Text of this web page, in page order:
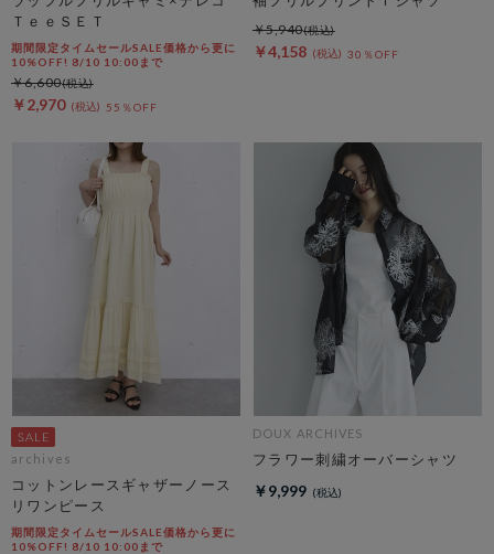
ＴｅｅＳＥＴ
期間限定タイムセールSALE価格から更に
10%OFF! 8/10 10:00まで
￥2,970 55％OFF
￥6,600
￥4,158 30％OFF
￥5,940
archives
コットンレースギャザーノース
リワンピース
期間限定タイムセールSALE価格から更に
10%OFF! 8/10 10:00まで
DOUX ARCHIVES
フラワー刺繍オーバーシャツ
￥9,999